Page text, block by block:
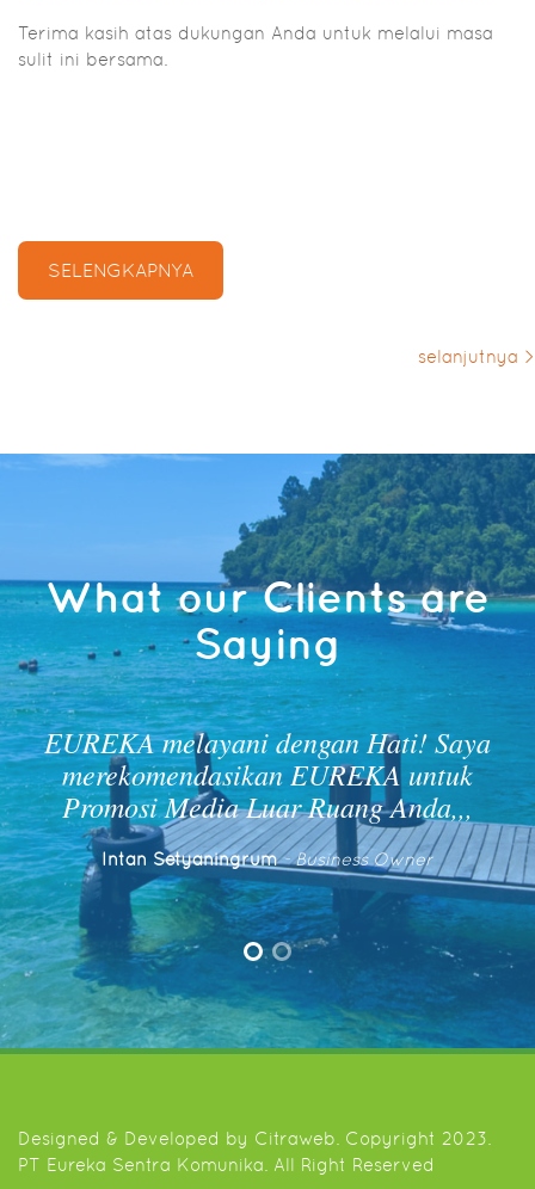
Terima kasih atas dukungan Anda untuk melalui masa
sulit ini bersama.
SELENGKAPNYA
selanjutnya >
What our Clients are
Saying
dengan Hati! Saya
EUREKA untuk
Ruang Anda,,,
- Business Owner
EUREKA
mempromosikan
Pelayanan
kasih
Ahmad Muarif
Designed & Developed by Citraweb . Copyright 2023.
PT Eureka Sentra Komunika. All Right Reserved